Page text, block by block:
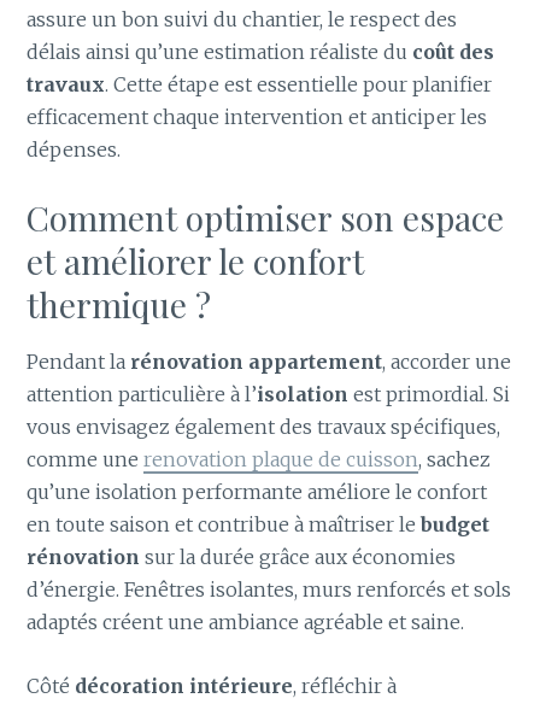
assure un bon suivi du chantier, le respect des
délais ainsi qu’une estimation réaliste du coût des
travaux. Cette étape est essentielle pour planifier
efficacement chaque intervention et anticiper les
dépenses.
Comment optimiser son espace
et améliorer le confort
thermique ?
Pendant la rénovation appartement, accorder une
attention particulière à l’isolation est primordial. Si
vous envisagez également des travaux spécifiques,
comme unerenovation plaque de cuisson, sachez
qu’une isolation performante améliore le confort
en toute saison et contribue à maîtriser lebudget
rénovation sur la durée grâce aux économies
d’énergie. Fenêtres isolantes, murs renforcés et sols
adaptés créent une ambiance agréable et saine.
Côté décoration intérieure, réfléchir à